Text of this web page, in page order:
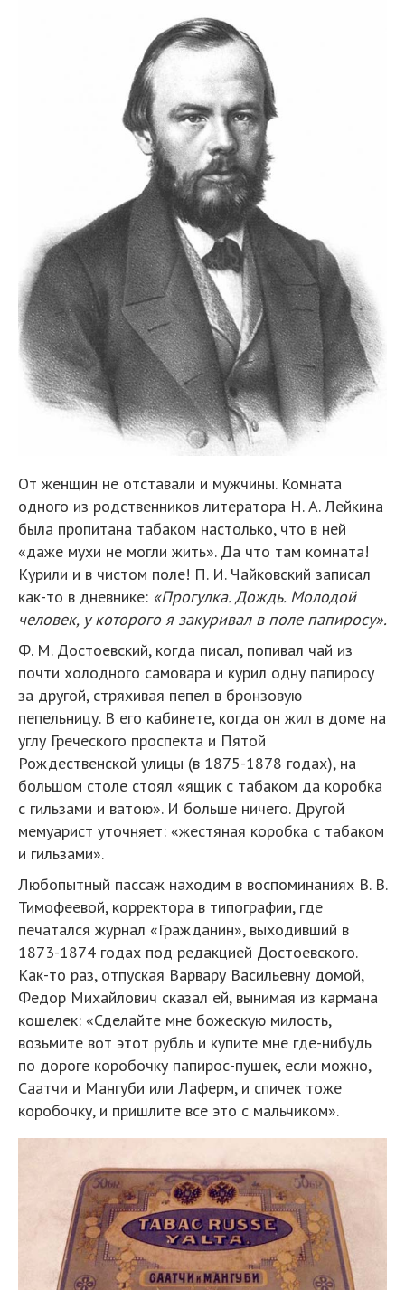
От женщин не отставали и мужчины. Комната
одного из родственников литератора Н. А. Лейкина
была пропитана табаком настолько, что в ней
«даже мухи не могли жить». Да что там комната!
Курили и в чистом поле! П. И. Чайковский записал
как-то в дневнике: «Прогулка. Дождь. Молодой
человек, у которого я закуривал в поле папиросу».
Ф. М. Достоевский, когда писал, попивал чай из
почти холодного самовара и курил одну папиросу
за другой, стряхивая пепел в бронзовую
пепельницу. В его кабинете, когда он жил в доме на
углу Греческого проспекта и Пятой
Рождественской улицы (в 1875-1878 годах), на
большом столе стоял «ящик с табаком да коробка
с гильзами и ватою». И больше ничего. Другой
мемуарист уточняет: «жестяная коробка с табаком
и гильзами».
Любопытный пассаж находим в воспоминаниях В. В.
Тимофеевой, корректора в типографии, где
печатался журнал «Гражданин», выходивший в
1873-1874 годах под редакцией Достоевского.
Как-то раз, отпуская Варвару Васильевну домой,
Федор Михайлович сказал ей, вынимая из кармана
кошелек: «Сделайте мне божескую милость,
возьмите вот этот рубль и купите мне где-нибудь
по дороге коробочку папирос-пушек, если можно,
Саатчи и Мангуби или Лаферм, и спичек тоже
коробочку, и пришлите все это с мальчиком».